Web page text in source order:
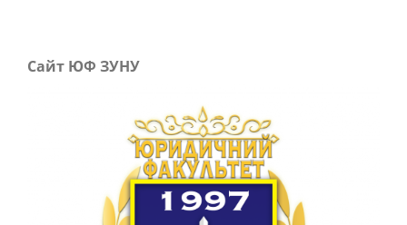
Сайт ЮФ ЗУНУ